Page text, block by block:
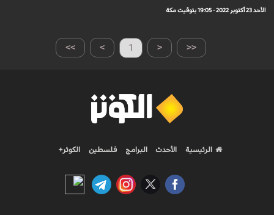
الأحد 23 أكتوبر 2022 - 19:05 بتوقيت مكة
>> > 1 < <<
الرئيسية الأحدث البرامج فلسطين الكوثر+